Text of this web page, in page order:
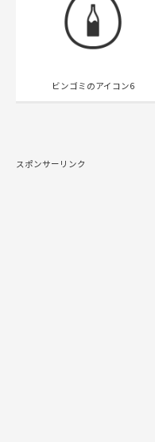
ビンゴミのアイコン6
スポンサーリンク